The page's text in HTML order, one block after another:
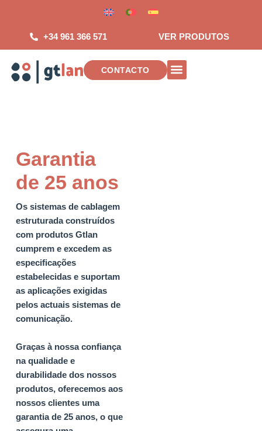
conteúdo
+34 961 366 571 VER PRODUTOS
CONTACTO
Garantia
de 25 anos
Os sistemas de cablagem
estruturada construídos
com produtos Gtlan
cumprem e excedem as
especificações
estabelecidas e suportam
as aplicações exigidas
pelos actuais sistemas de
comunicação.
Graças à nossa confiança
na qualidade e
durabilidade dos nossos
produtos, oferecemos aos
nossos clientes uma
garantia de 25 anos, o que